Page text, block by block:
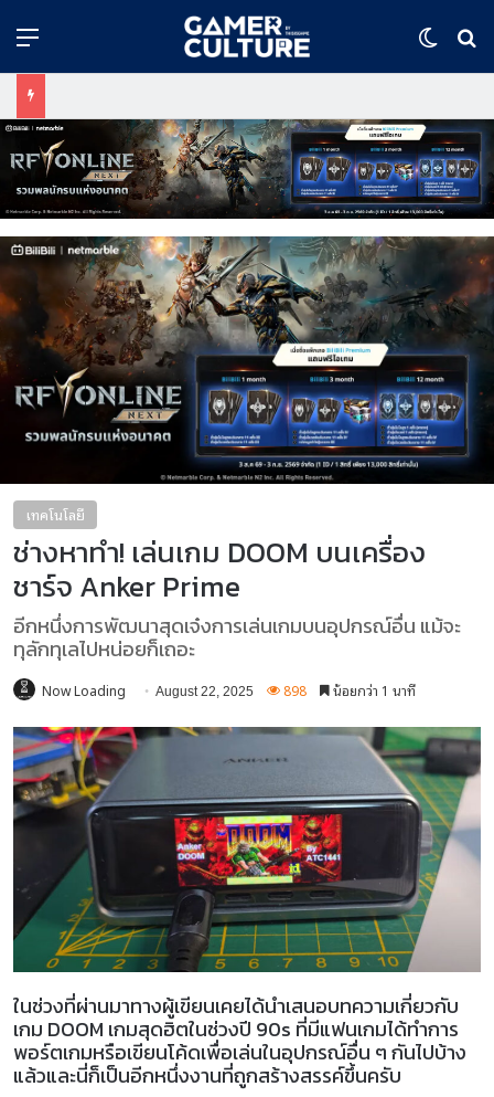
Menu
เทคโนโลยี
ช่างหาทำ! เล่นเกม DOOM บนเครื่อง
ชาร์จ Anker Prime
อีกหนึ่งการพัฒนาสุดเจ๋งการเล่นเกมบนอุปกรณ์อื่น แม้จะ
ทุลักทุเลไปหน่อยก็เถอะ
Now Loading August 22, 2025 898 น้อยกว่า 1 นาที
ในช่วงที่ผ่านมาทางผู้เขียนเคยได้นำเสนอบทความเกี่ยวกับ
เกม DOOM เกมสุดฮิตในช่วงปี 90s ที่มีแฟนเกมได้ทำการ
พอร์ตเกมหรือเขียนโค้ดเพื่อเล่นในอุปกรณ์อื่น ๆ กันไปบ้าง
แล้วและนี่ก็เป็นอีกหนึ่งงานที่ถูกสร้างสรรค์ขึ้นครับ